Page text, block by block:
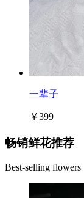
一辈子
￥399
畅销鲜花推荐
Best-selling flowers